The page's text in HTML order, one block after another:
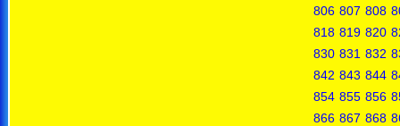
806 807 808
818 819 820
830 831 832
842 843 844
854 855 856
866 867 868